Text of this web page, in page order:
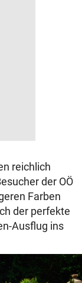
reichlich
der OÖ
Farben
der perfekte
Ausflug ins